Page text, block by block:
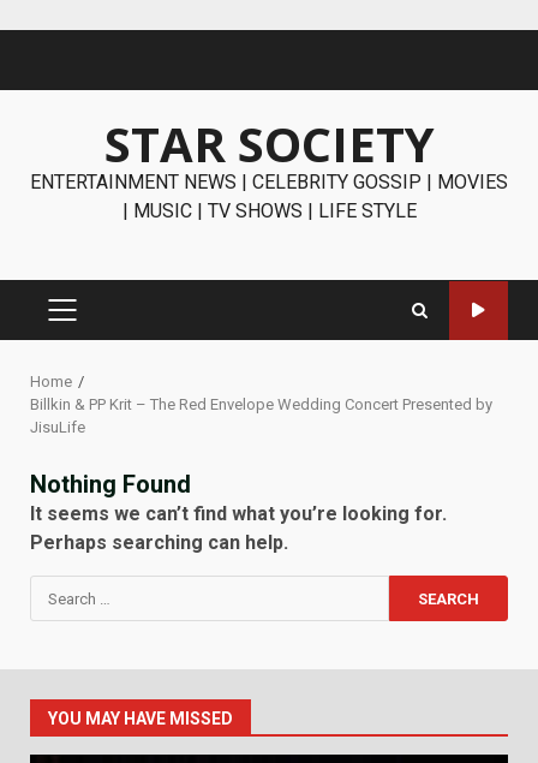
STAR SOCIETY
ENTERTAINMENT NEWS | CELEBRITY GOSSIP | MOVIES
| MUSIC | TV SHOWS | LIFE STYLE
PRIMARY
Home
Billkin & PP Krit – The Red Envelope Wedding Concert Presented by
JisuLife
Nothing Found
It seems we can’t find what you’re looking for.
Perhaps searching can help.
Search
for:
YOU MAY HAVE MISSED